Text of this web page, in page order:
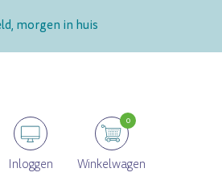
morgen in huis
Inloggen Winkelwagen
0